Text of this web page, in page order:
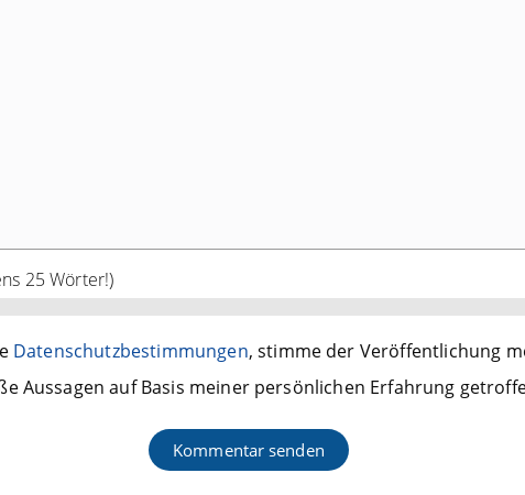
25 Wörter!)
Datenschutzbestimmungen, stimme der Veröffentlichung
Aussagen auf Basis meiner persönlichen Erfahrung